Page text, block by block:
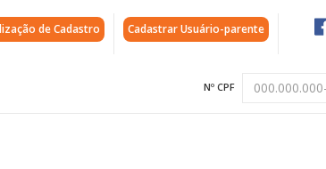
de Cadastro Cadastrar Usuário-parente
Nº CPF